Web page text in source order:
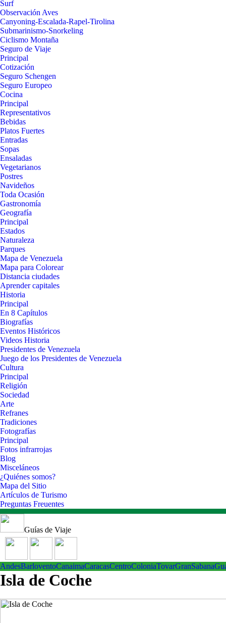
Surf
Observación Aves
Canyoning-Escalada-Rapel-Tirolina
Submarinismo-Snorkeling
Ciclismo Montaña
Seguro de Viaje
Principal
Cotización
Seguro Schengen
Seguro Europeo
Cocina
Principal
Representativos
Bebidas
Platos Fuertes
Entradas
Sopas
Ensaladas
Vegetarianos
Postres
Navideños
Toda Ocasión
Gastronomía
Geografía
Principal
Estados
Naturaleza
Parques
Mapa de Venezuela
Mapa para Colorear
Distancia ciudades
Aprender capitales
Historia
Principal
En 8 Capítulos
Biografías
Eventos Históricos
Videos Historia
Presidentes de Venezuela
Juego de los Presidentes de Venezuela
Cultura
Principal
Religión
Sociedad
Arte
Refranes
Tradiciones
Fotografías
Principal
Fotos infrarrojas
Blog
Misceláneos
¿Quiénes somos?
Mapa del Sitio
Artículos de Turismo
Preguntas Freuentes
Guías de Viaje
AndesBarloventoCanaimaCaracasCentroColoniaTovarGranSabana
Isla de Coche